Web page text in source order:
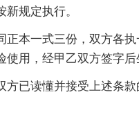
新规定执行。
正本一式三份，双方各
使用，经甲乙双方签字后
方已读懂并接受上述条